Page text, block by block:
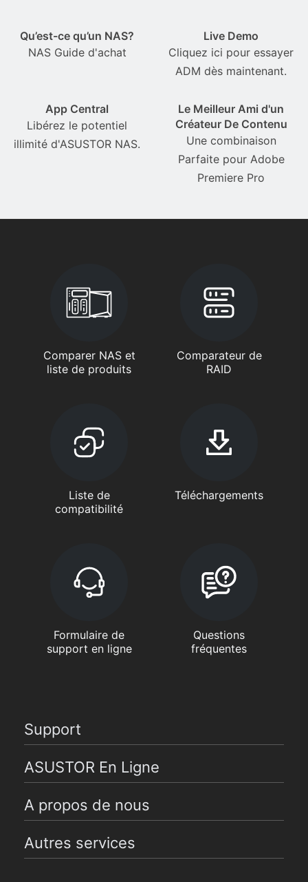
Qu’est-ce qu’un NAS?
NAS Guide d'achat
Live Demo
Cliquez ici pour essayer
ADM dès maintenant.
App Central
Libérez le potentiel
illimité d'ASUSTOR NAS.
Le Meilleur Ami d'un
Créateur De Contenu
Une combinaison
Parfaite pour Adobe
Premiere Pro
Comparer NAS et
liste de produits
Comparateur de
RAID
Liste de
compatibilité
Téléchargements
Formulaire de
support en ligne
Questions
fréquentes
Support
ASUSTOR En Ligne
A propos de nous
Autres services